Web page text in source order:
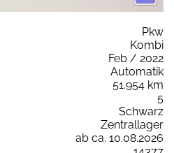
Pkw
Kombi
Feb / 2022
Automatik
51.954 km
5
Schwarz
Zentrallager
ab ca. 10.08.2026